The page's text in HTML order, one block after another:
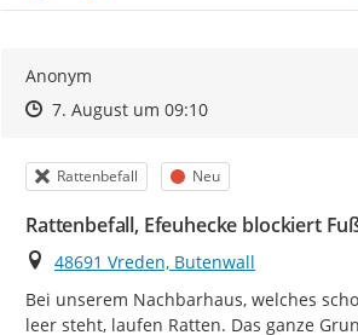
Anonym
Zeitpunkt des Erstellens
Zeitpunkt des Erstellens
7. August um 09:10Zur Äußerung
Kategorie
Rattenbefall Status
Neu
Rattenbefall, Efeuhecke blockiert
Ort
48691 Vreden, Butenwall
Bei unserem Nachbarhaus, welches
leer steht, laufen Ratten. Das ganze